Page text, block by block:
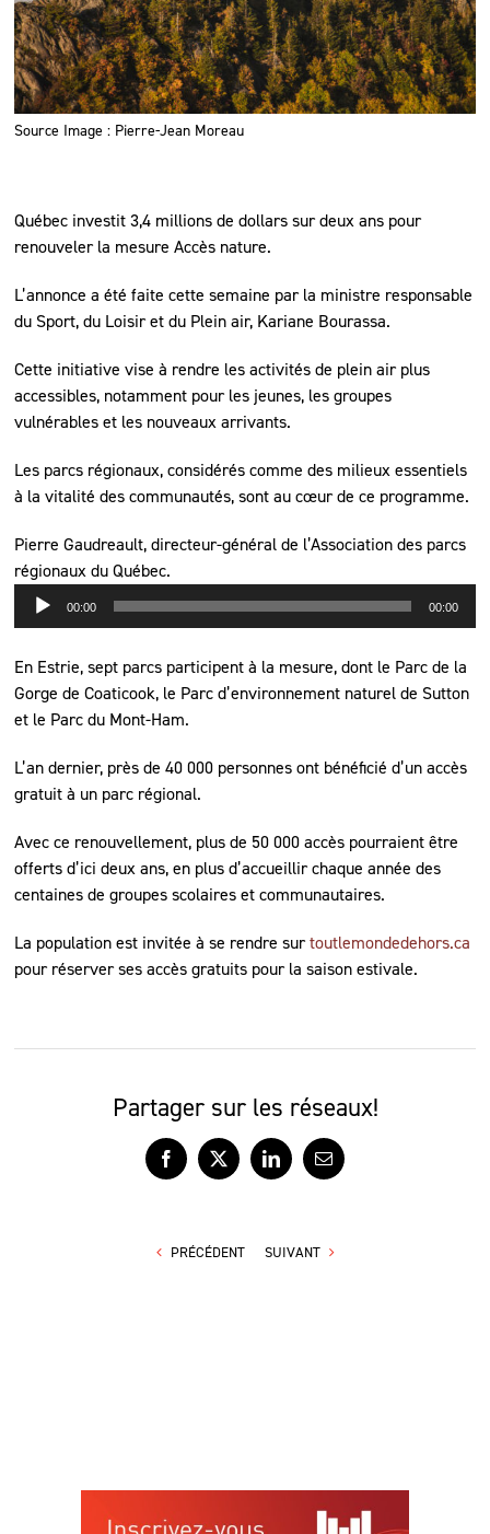
Source Image : Pierre-Jean Moreau
Québec investit 3,4 millions de dollars sur deux ans pour
renouveler la mesure Accès nature.
L’annonce a été faite cette semaine par la ministre responsable
du Sport, du Loisir et du Plein air, Kariane Bourassa.
Cette initiative vise à rendre les activités de plein air plus
accessibles, notamment pour les jeunes, les groupes
vulnérables et les nouveaux arrivants.
Les parcs régionaux, considérés comme des milieux essentiels
à la vitalité des communautés, sont au cœur de ce programme.
Pierre Gaudreault, directeur-général de l’Association des parcs
régionaux du Québec.
Lecteur
audio
00:00 00:00
En Estrie, sept parcs participent à la mesure, dont le Parc de la
Gorge de Coaticook, le Parc d’environnement naturel de Sutton
et le Parc du Mont-Ham.
L’an dernier, près de 40 000 personnes ont bénéficié d’un accès
gratuit à un parc régional.
Avec ce renouvellement, plus de 50 000 accès pourraient être
offerts d’ici deux ans, en plus d’accueillir chaque année des
centaines de groupes scolaires et communautaires.
La population est invitée à se rendre surtoutlemondedehors.ca
pour réserver ses accès gratuits pour la saison estivale.
Partager sur les réseaux!
Facebook
X LinkedInCourriel
PRÉCÉDENT SUIVANT